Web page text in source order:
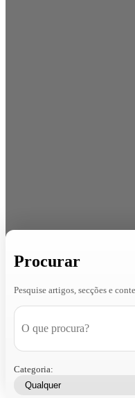
Procurar
Pesquise artigos, secções e
Categoria: